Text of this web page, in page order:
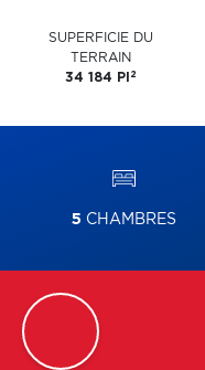
SUPERFICIE DU
TERRAIN
34 184 PI 2
5 CHAMBRES